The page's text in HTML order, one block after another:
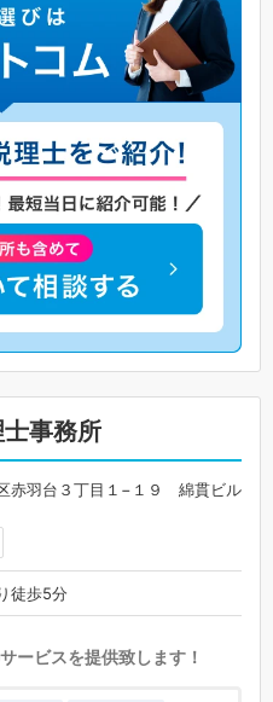
事務所
赤羽台３丁目１−１９ 綿貫ビル
徒歩5分
ービスを提供致します！